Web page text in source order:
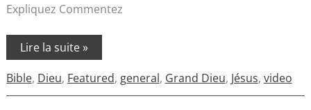
Expliquez Commentez
Lire la suite »
Bible, Dieu, Featured, general, Grand Dieu, Jésus, video